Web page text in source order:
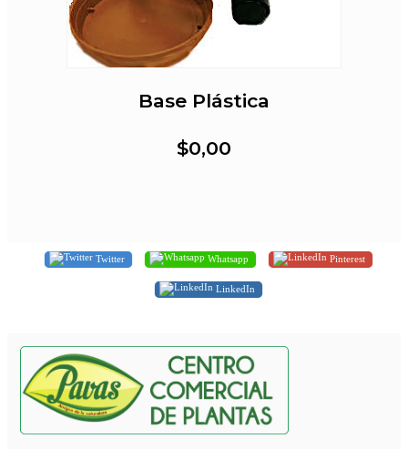
Base Plástica
$0,00
Twitter Whatsapp Pinterest
LinkedIn